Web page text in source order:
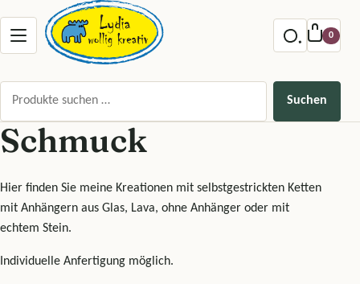
Zum Inhalt springen
Menu offnen
0
Suchen
Schmuck
Hier finden Sie meine Kreationen mit selbstgestrickten Ketten
mit Anhängern aus Glas, Lava, ohne Anhänger oder mit
echtem Stein.
Individuelle Anfertigung möglich.